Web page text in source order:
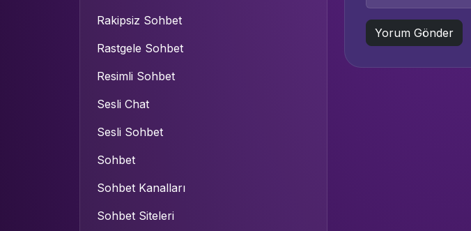
Rakipsiz Sohbet
Rastgele Sohbet
Resimli Sohbet
Sesli Chat
Sesli Sohbet
Sohbet
Sohbet Kanalları
Sohbet Siteleri